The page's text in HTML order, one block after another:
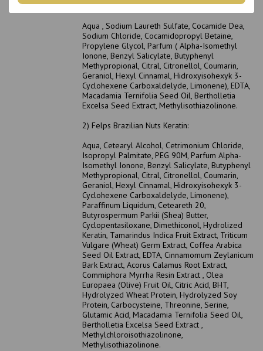
Состав
1) Felps Brazilian Nuts Deep Cleaning Shampoo:
Aqua , Sodium Laureth Sulfate, Cocamide Dea,
Sodium Chloride, Cocamidopropyl Betaine,
Propylene Glycol, Parfum ( Alpha-Isomethyl
Ionone, Benzyl Salicylate, Butyphenyl
Methypropional, Citral, Citronellol, Coumarin,
Geraniol, Hexyl Cinnamal, Hidroxyisohexyk 3-
Cyclohexene Carboxaldelyde, Limonene), EDTA,
Macadamia Ternifolia Seed Oil, Bertholletia
Excelsa Seed Extract, Methylisothiazolinone.
2) Felps Brazilian Nuts Keratin:
Aqua, Cetearyl Alcohol, Cetrimonium Chloride,
Isopropyl Palmitate, PEG 90M, Parfum Alpha-
Isomethyl Ionone, Benzyl Salicylate, Butyphenyl
Methypropional, Citral, Citronellol, Coumarin,
Geraniol, Hexyl Cinnamal, Hidroxyisohexyk 3-
Cyclohexene Carboxaldelyde, Limonene),
Paraffinum Liquidum, Ceteareth 20,
Butyrospermum Parkii (Shea) Butter,
Cyclopentasiloxane, Dimethiconol, Hydrolized
Keratin, Tamarindus Indica Fruit Extract, Triticum
Vulgare (Wheat) Germ Extract, Coffea Arabica
Seed Oil Extract, EDTA, Cinnamomum Zeylanicum
Bark Extract, Acorus Calamus Root Extract,
Commiphora Myrrha Resin Extract , Olea
Europaea (Olive) Fruit Oil, Citric Acid, BHT,
Hydrolyzed Wheat Protein, Hydrolyzed Soy
Protein, Carbocysteine, Threonine, Serine,
Glutamic Acid, Macadamia Ternifolia Seed Oil,
Bertholletia Excelsa Seed Extract ,
Methylchloroisothiazolinone,
Methylisothiazolinone.